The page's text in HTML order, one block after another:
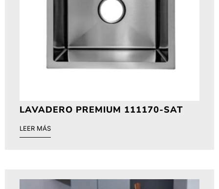
LAVADERO PREMIUM 111170-SAT
LEER MÁS